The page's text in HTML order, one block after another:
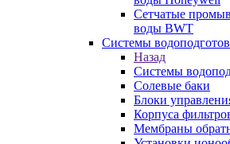
Сетчатые
воды BWT
Системы
Назад
Системы
Солевые баки
Блоки
Корпуса
Мембраны